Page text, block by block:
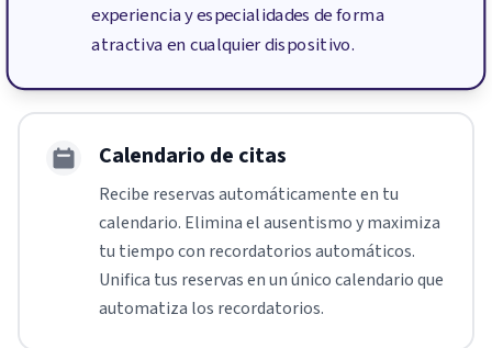
experiencia y especialidades de forma
atractiva en cualquier dispositivo.
Calendario de citas
Recibe reservas automáticamente en tu
calendario. Elimina el ausentismo y maximiza
tu tiempo con recordatorios automáticos.
Unifica tus reservas en un único calendario que
automatiza los recordatorios.